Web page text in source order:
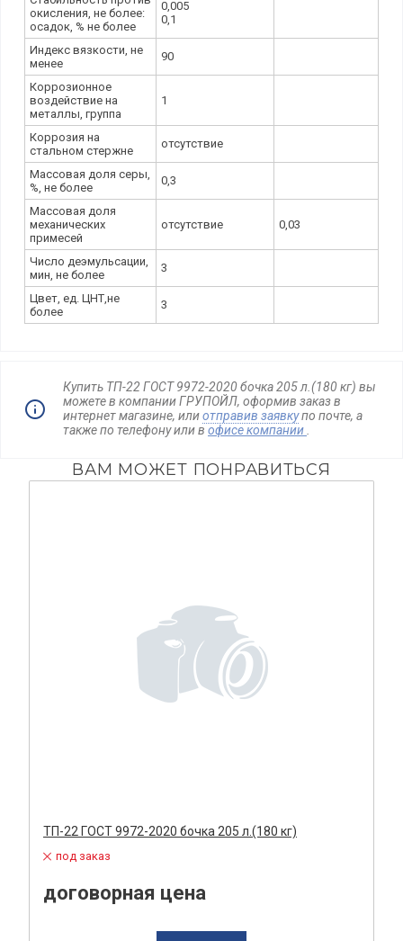
окисления, не более:
осадок, % не более
0,005
0,1
Индекс вязкости, не
менее
90
Коррозионное
воздействие на
металлы, группа
1
Коррозия на
стальном стержне
отсутствие
Массовая доля серы,
%, не более
0,3
Массовая доля
механических
примесей
отсутствие 0,03
Число деэмульсации,
мин, не более
3
Цвет, ед. ЦНТ,не
более
3
Купить ТП-22 ГОСТ 9972-2020 бочка 205 л.(180 кг) вы
можете в компании ГРУПОЙЛ, оформив заказ в
интернет магазине, илиотправив заявкупо почте, а
также по телефонуили в офисе компании
ВАМ МОЖЕТ ПОНРАВИТЬСЯ
ТП-22 ГОСТ 9972-2020 бочка 205 л.(180 кг)
под заказ
договорная цена